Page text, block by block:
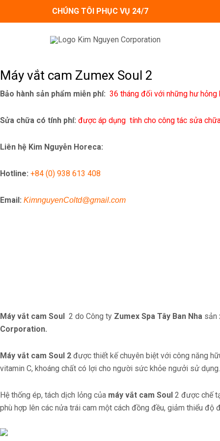
CHÚNG TÔI PHỤC VỤ 24/7
Máy vắt cam Zumex Soul 2
Bảo hành sản phẩm miễn phí: 36 tháng đối với những hư
Sửa chữa có tính phí: được áp dụng tính cho công tác sửa
Liên hệ Kim Nguyễn Horeca:
Hotline: +84 (0) 938 613 408
Email: KimnguyenColtd@gmail.com
Máy vắt cam Soul 2 do Công ty Zumex Spa Tây Ban Nha sản
Corporation.
Máy vắt cam Soul 2 được thiết kế chuyên biệt với công năng
vitamin C, khoáng chất có lợi cho người sức khỏe ngưởi sử dụng.
Hệ thống ép, tách dịch lỏng của máy vắt cam Soul 2 được chế
phù hợp lên các nửa trái cam một cách đồng đều, giảm thiểu